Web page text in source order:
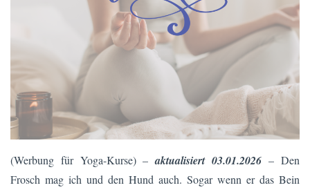
(Werbung für Yoga-Kurse) –aktualisiert 03.01.2026 – Den
Frosch mag ich und den Hund auch. Sogar wenn er das Bein